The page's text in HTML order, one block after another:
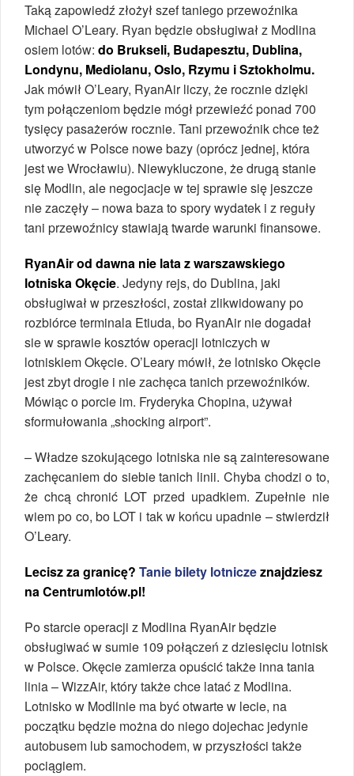
Taką zapowiedź złożył szef taniego przewoźnika
Michael O’Leary. Ryan będzie obsługiwał z Modlina
osiem lotów: do Brukseli, Budapesztu, Dublina,
Londynu, Mediolanu, Oslo, Rzymu i Sztokholmu.
Jak mówił O’Leary, RyanAir liczy, że rocznie dzięki
tym połączeniom będzie mógł przewieźć ponad 700
tysięcy pasażerów rocznie. Tani przewoźnik chce też
utworzyć w Polsce nowe bazy (oprócz jednej, która
jest we Wrocławiu). Niewykluczone, że drugą stanie
się Modlin, ale negocjacje w tej sprawie się jeszcze
nie zaczęły – nowa baza to spory wydatek i z reguły
tani przewoźnicy stawiają twarde warunki finansowe.
RyanAir od dawna nie lata z warszawskiego
lotniska Okęcie. Jedyny rejs, do Dublina, jaki
obsługiwał w przeszłości, został zlikwidowany po
rozbiórce terminala Etiuda, bo RyanAir nie dogadał
sie w sprawie kosztów operacji lotniczych w
lotniskiem Okęcie. O’Leary mówił, że lotnisko Okęcie
jest zbyt drogie i nie zachęca tanich przewoźników.
Mówiąc o porcie im. Fryderyka Chopina, używał
sformułowania „shocking airport”.
– Władze szokującego lotniska nie są zainteresowane
zachęcaniem do siebie tanich linii. Chyba chodzi o to,
że chcą chronić LOT przed upadkiem. Zupełnie nie
wiem po co, bo LOT i tak w końcu upadnie – stwierdził
O’Leary.
Lecisz za granicę? Tanie bilety lotniczeznajdziesz
na Centrumlotów.pl!
Po starcie operacji z Modlina RyanAir będzie
obsługiwać w sumie 109 połączeń z dziesięciu lotnisk
w Polsce. Okęcie zamierza opuścić także inna tania
linia – WizzAir, który także chce latać z Modlina.
Lotnisko w Modlinie ma być otwarte w lecie, na
początku będzie można do niego dojechac jedynie
autobusem lub samochodem, w przyszłości także
pociągiem.